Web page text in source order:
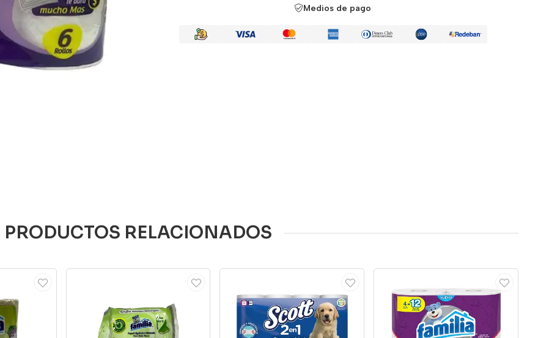
Medios de pago
PRODUCTOS RELACIONADOS